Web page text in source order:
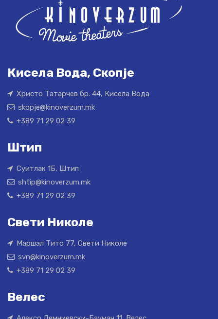
Кисела Вода, Скопје
Христо Татарчев бр. 44, Кисела Вода
skopje@kinoverzum.mk
+389 71 29 02 39
Штип
Суитлак 1Б, Штип
shtip@kinoverzum.mk
+389 71 29 02 39
Свети Николе
Маршал Тито 77, Свети Николе
svn@kinoverzum.mk
+389 71 29 02 39
Велес